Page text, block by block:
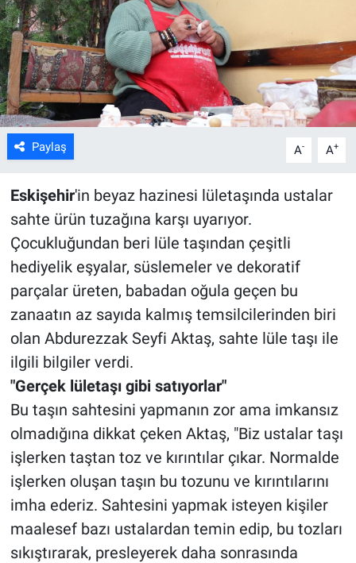
Paylaş A- A+
Eskişehir'in beyaz hazinesi lületaşında ustalar
sahte ürün tuzağına karşı uyarıyor.
Çocukluğundan beri lüle taşından çeşitli
hediyelik eşyalar, süslemeler ve dekoratif
parçalar üreten, babadan oğula geçen bu
zanaatın az sayıda kalmış temsilcilerinden biri
olan Abdurezzak Seyfi Aktaş, sahte lüle taşı ile
ilgili bilgiler verdi.
"Gerçek lületaşı gibi satıyorlar"
Bu taşın sahtesini yapmanın zor ama imkansız
olmadığına dikkat çeken Aktaş, "Biz ustalar taşı
işlerken taştan toz ve kırıntılar çıkar. Normalde
işlerken oluşan taşın bu tozunu ve kırıntılarını
imha ederiz. Sahtesini yapmak isteyen kişiler
maalesef bazı ustalardan temin edip, bu tozları
sıkıştırarak, presleyerek daha sonrasında